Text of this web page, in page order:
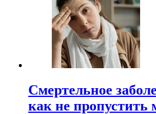
Смертельное
как не пропустить